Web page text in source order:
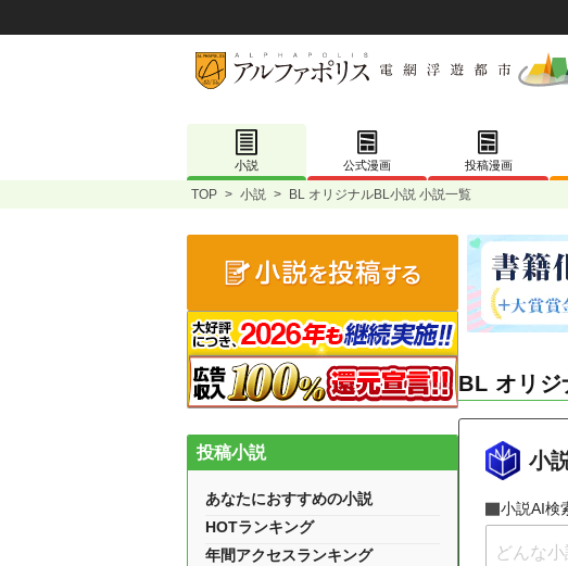
小説 公式漫画 投稿漫画
TOP > 小説 > BL オリジナルBL小説 小説一覧
BL オリジ
小
小説AI検
投稿小説
あなたにおすすめの小説
HOTランキング
年間アクセスランキング